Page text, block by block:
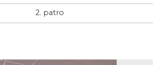
2. patro